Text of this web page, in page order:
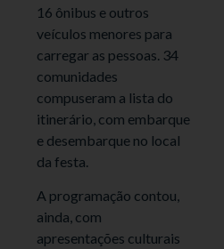
16 ônibus e outros
veículos menores para
carregar as pessoas. 34
comunidades
compuseram a lista do
itinerário, com embarque
e desembarque no local
da festa.
A programação contou,
ainda, com
apresentações culturais